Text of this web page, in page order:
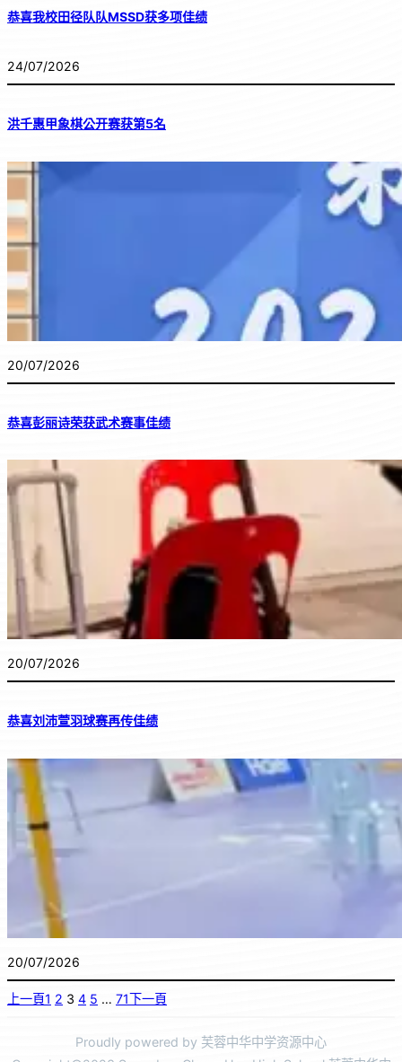
恭喜我校田径队队MSSD获多项佳绩
24/07/2026
洪千惠甲象棋公开赛获第5名
20/07/2026
恭喜彭丽诗荣获武术赛事佳绩
20/07/2026
恭喜刘沛萱羽球赛再传佳绩
20/07/2026
上一頁1 2 3 4 5 … 71下一頁
Proudly powered by 芙蓉中华中学资源中心